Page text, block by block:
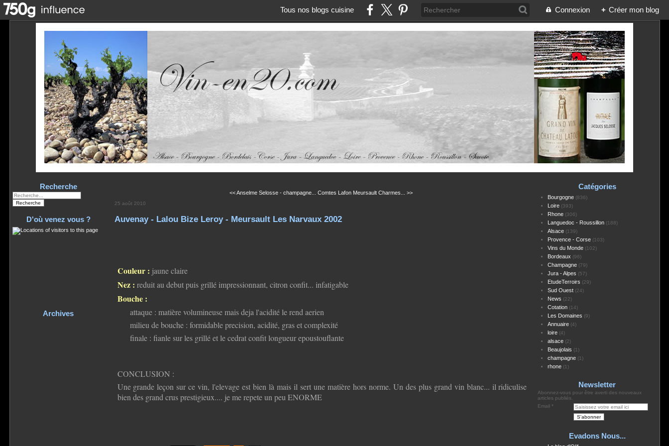
Tous nos blogs cuisine Connexion + Créer mon blog
Recherche
D'où venez vous ?
Archives
<< Anselme Selosse - champagne... Comtes Lafon Meursault Charmes... >>
25 août 2010
Auvenay - Lalou Bize Leroy - Meursault Les Narvaux 2002
Couleur : jaune claire
Nez : reduit au debut puis grillé impressionnant, citron confit... infatigable
Bouche :
attaque : matière volumineuse mais deja l'acidité le rend aerien
milieu de bouche : formidable precision, acidité, gras et complexité
finale : fianle sur les grillé et le cedrat confit longueur epoustouflante
CONCLUSION :
Une grande leçon sur ce vin, l'elevage est bien là mais il sert une matière hors norme. Un des plus grand vin blanc... il ridiculise
bien des grand crus prestigieux.... je me repete un peu ENORME
Catégories
Bourgogne(836)
Loire(393)
Rhone(306)
Languedoc - Roussillon(188)
Alsace(139)
Provence - Corse(103)
Vins du Monde(102)
Bordeaux (96)
Champagne(79)
Jura - Alpes (57)
EtudeTerroirs (29)
Sud Ouest(24)
News (22)
Cotation(14)
Les Domaines (9)
Annuaire(4)
loire(4)
alsace(2)
Beaujolais (1)
champagne(1)
rhone(1)
Newsletter
Abonnez-vous pour être averti des nouveaux
articles publiés.
Email
Evadons Nous...